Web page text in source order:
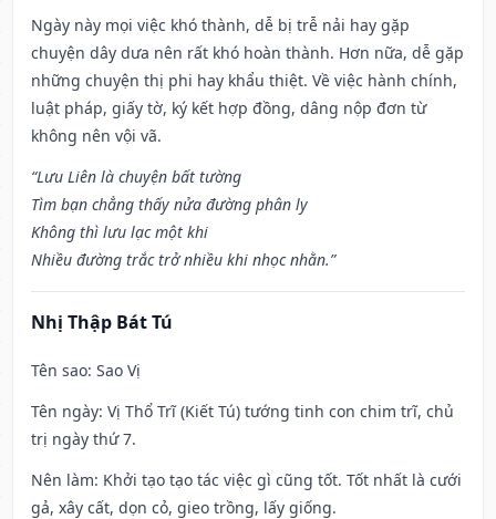
Ngày này mọi việc khó thành, dễ bị trễ nải hay gặp
chuyện dây dưa nên rất khó hoàn thành. Hơn nữa, dễ gặp
những chuyện thị phi hay khẩu thiệt. Về việc hành chính,
luật pháp, giấy tờ, ký kết hợp đồng, dâng nộp đơn từ
không nên vội vã.
“Lưu Liên là chuyện bất tường
Tìm bạn chẳng thấy nửa đường phân ly
Không thì lưu lạc một khi
Nhiều đường trắc trở nhiều khi nhọc nhằn.”
Nhị Thập Bát Tú
Tên sao: Sao Vị
Tên ngày: Vị Thổ Trĩ (Kiết Tú) tướng tinh con chim trĩ, chủ
trị ngày thứ 7.
Nên làm: Khởi tạo tạo tác việc gì cũng tốt. Tốt nhất là cưới
gả, xây cất, dọn cỏ, gieo trồng, lấy giống.